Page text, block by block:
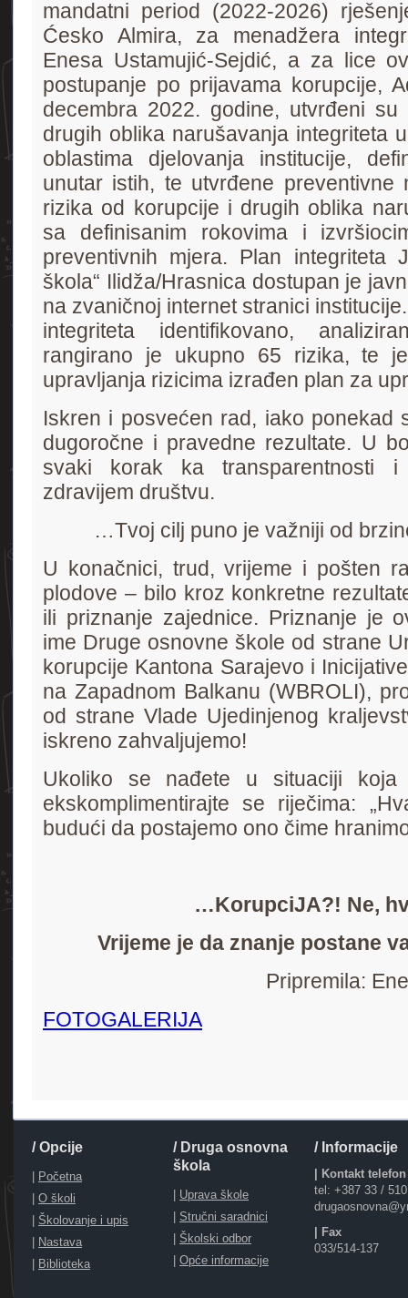
mandatni period (2022-2026)
Ćesko Almira, za menadžera
Enesa Ustamujić-Sejdić, a za lice
postupanje po prijavama korupcije,
decembra 2022. godine, utvrđeni
drugih oblika narušavanja integriteta
oblastima djelovanja institucije,
unutar istih, te utvrđene preventivne
rizika od korupcije i drugih oblika
sa definisanim rokovima i
preventivnih mjera. Plan integriteta
škola“ Ilidža/Hrasnica dostupan je
na zvaničnoj internet stranici
integriteta identifikovano,
rangirano je ukupno 65 rizika, te
upravljanja rizicima izrađen plan za
Iskren i posvećen rad, iako ponekad
dugoročne i pravedne rezultate. U
svaki korak ka transparentnosti
zdravijem društvu.
…Tvoj cilj puno je važniji od
U konačnici, trud, vrijeme i pošten
plodove – bilo kroz konkretne
ili priznanje zajednice. Priznanje je
ime Druge osnovne škole od strane
korupcije Kantona Sarajevo i
na Zapadnom Balkanu (WBROLI),
od strane Vlade Ujedinjenog
iskreno zahvaljujemo!
Ukoliko se nađete u situaciji koja
ekskomplimentirajte se riječima:
budući da postajemo ono čime
…KorupciJA?! Ne,
Vrijeme je da znanje postane
Pripremila:
FOTOGALERIJA
/ Opcije
Početna
O školi
Školovanje i upis
Nastava
Biblioteka
/ Druga osnovna
škola
Uprava škole
Stručni saradnici
Školski odbor
Opće informacije
/ Informacije
| Kontakt telefon
tel: +387 33 /
| Fax
033/514-137